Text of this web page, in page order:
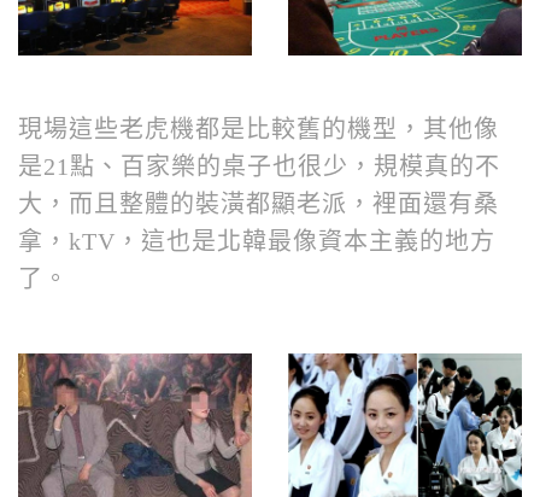
現場這些老虎機都是比較舊的機型，其他像
是21點、百家樂的桌子也很少，規模真的不
大，而且整體的裝潢都顯老派，裡面還有桑
拿，kTV，這也是北韓最像資本主義的地方
了。